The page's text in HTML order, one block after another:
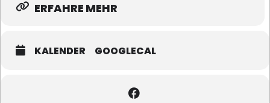
ERFAHRE MEHR
KALENDER GOOGLECAL